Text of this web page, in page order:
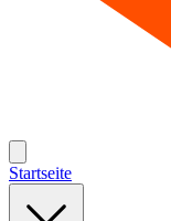
Startseite